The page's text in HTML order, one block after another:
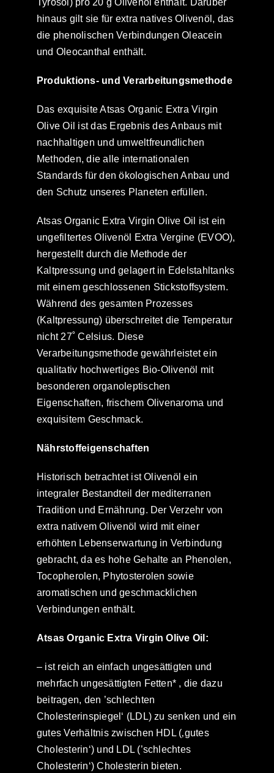
Tyrosol) pro 20 g Olivenöl enthält. Darüber
hinaus gilt sie für extra natives Olivenöl, das
die phenolischen Verbindungen Oleacein
und Oleocanthal enthält.
Produktions- und Verarbeitungsmethode
Das exquisite Atsas Organic Extra Virgin
Olive Oil ist das Ergebnis des Anbaus mit
nachhaltigen und umweltfreundlichen
Methoden, die alle internationalen
Standards für den ökologischen Anbau und
den Schutz unseres Planeten erfüllen.
Atsas Organic Extra Virgin Olive Oil ist ein
ungefiltertes Olivenöl Extra Vergine (EVOO),
hergestellt durch die Methode der
Kaltpressung und gelagert in Edelstahltanks
mit einem geschlossenen Stickstoffsystem.
Während des gesamten Prozesses
(Kaltpressung) überschreitet die Temperatur
nicht 27˚ Celsius. Diese
Verarbeitungsmethode gewährleistet ein
qualitativ hochwertiges Bio-Olivenöl mit
besonderen organoleptischen
Eigenschaften, frischem Olivenaroma und
exquisitem Geschmack.
Nährstoffeigenschaften
Historisch betrachtet ist Olivenöl ein
integraler Bestandteil der mediterranen
Tradition und Ernährung. Der Verzehr von
extra nativem Olivenöl wird mit einer
erhöhten Lebenserwartung in Verbindung
gebracht, da es hohe Gehalte an Phenolen,
Tocopherolen, Phytosterolen sowie
aromatischen und geschmacklichen
Verbindungen enthält.
Atsas Organic Extra Virgin Olive Oil:
– ist reich an einfach ungesättigten und
mehrfach ungesättigten Fetten* , die dazu
beitragen, den ’schlechten
Cholesterinspiegel‘ (LDL) zu senken und ein
gutes Verhältnis zwischen HDL (‚gutes
Cholesterin‘) und LDL (’schlechtes
Cholesterin‘) Cholesterin bieten.